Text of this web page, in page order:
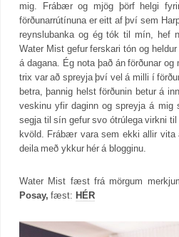
mig. Frábær og mjög þörf helgi
förðunarrútínuna er eitt af því sem
reynslubanka og ég tók til mín, hef
Water Mist gefur ferskari tón og
á dagana. Ég nota það án förðunar
trix var að spreyja því vel á milli í
betra, þannig helst förðunin betur á
veskinu yfir daginn og spreyja á mig
segja til sín gefur svo ótrúlega virkni
kvöld. Frábær vara sem ekki allir
deila með ykkur hér á blogginu.
Water Mist fæst frá mörgum
Posay,fæst: HÉR